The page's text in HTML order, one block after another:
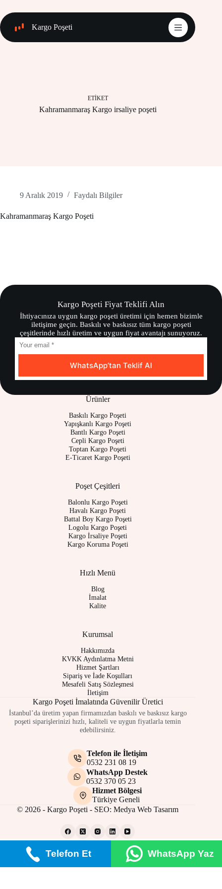
content
Kargo Poşeti
ETIKET
Kahramanmaraş Kargo irsaliye poşeti
9 Aralık 2019 Faydalı Bilgiler
Kahramanmaraş Kargo Poşeti
Kargo Poşeti Fiyat Teklifi Alın
İhtiyacınıza uygun kargo poşeti üretimi için hemen bizimle
iletişime geçin. Baskılı ve baskısız tüm kargo poşeti
çeşitlerinde hızlı üretim ve uygun fiyat avantajı sunuyoruz.
WhatsApp’tan Teklif Al
Ürünler
Baskılı Kargo Poşeti
Yapışkanlı Kargo Poşeti
Bantlı Kargo Poşeti
Cepli Kargo Poşeti
Toptan Kargo Poşeti
E-Ticaret Kargo Poşeti
Poşet Çeşitleri
Balonlu Kargo Poşeti
Havalı Kargo Poşeti
Battal Boy Kargo Poşeti
Logolu Kargo Poşeti
Kargo İrsaliye Poşeti
Kargo Koruma Poşeti
Hızlı Menü
Blog
İmalat
Kalite
Kurumsal
Hakkımızda
KVKK Aydınlatma Metni
Hizmet Şartları
Sipariş ve İade Koşulları
Mesafeli Satış Sözleşmesi
İletişim
Kargo Poşeti İmalatında Güvenilir Üretici
İstanbul’da üretim yapan firmamızdan baskılı ve baskısız kargo
poşeti siparişlerinizi hızlı, kaliteli ve uygun fiyatlarla temin
edebilirsiniz.
Telefon ile İletişim
0532 231 08 19
WhatsApp Destek
0532 370 05 23
Hizmet Bölgesi
Türkiye Geneli
© 2026 - Kargo Poşeti - SEO:Medya Web Tasarım
Gizlilik PolitikasıÇerez Politikası
Site Kullanım Şartları
Telefon Et WhatsApp Yaz